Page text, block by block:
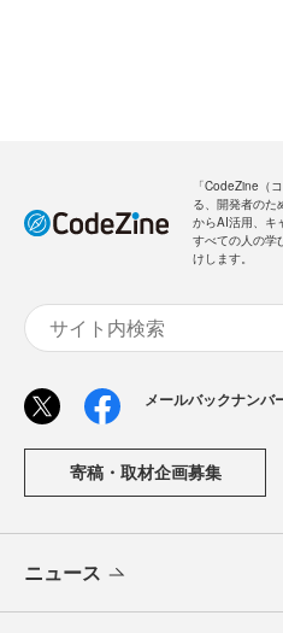
「CodeZine（
る、開発者のた
からAI活用、キ
すべての人の学
けします。
メールバックナンバ
寄稿・取材企画募集
ニュース